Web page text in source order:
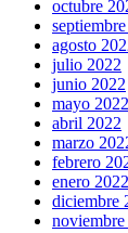
octubre
agosto
julio 2022
junio 2022
mayo 2022
abril 2022
marzo
febrero
enero 2022
diciembre
noviembre